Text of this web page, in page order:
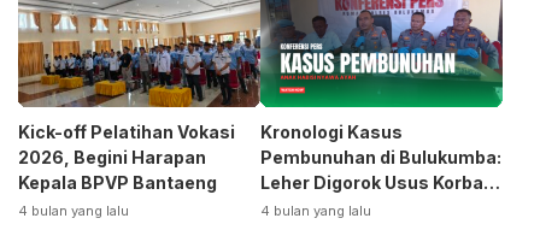
Kick-off Pelatihan Vokasi
2026, Begini Harapan
Kepala BPVP Bantaeng
4 bulan yang lalu
Kronologi Kasus
Pembunuhan di Bulukumba:
Leher Digorok Usus Korban
Dikeluarkan
4 bulan yang lalu